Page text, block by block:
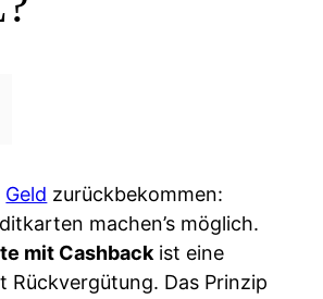
Geld zurückbekommen:
machen’s möglich.
mit Cashback ist eine
Rückvergütung. Das Prinzip